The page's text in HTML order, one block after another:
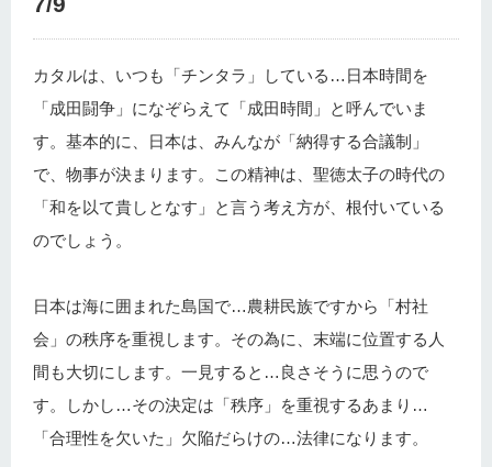
カタルは、いつも「チンタラ」している…日本時間を
「成田闘争」になぞらえて「成田時間」と呼んでいま
す。基本的に、日本は、みんなが「納得する合議制」
で、物事が決まります。この精神は、聖徳太子の時代の
「和を以て貴しとなす」と言う考え方が、根付いている
のでしょう。
日本は海に囲まれた島国で…農耕民族ですから「村社
会」の秩序を重視します。その為に、末端に位置する人
間も大切にします。一見すると…良さそうに思うので
す。しかし…その決定は「秩序」を重視するあまり…
「合理性を欠いた」欠陥だらけの…法律になります。